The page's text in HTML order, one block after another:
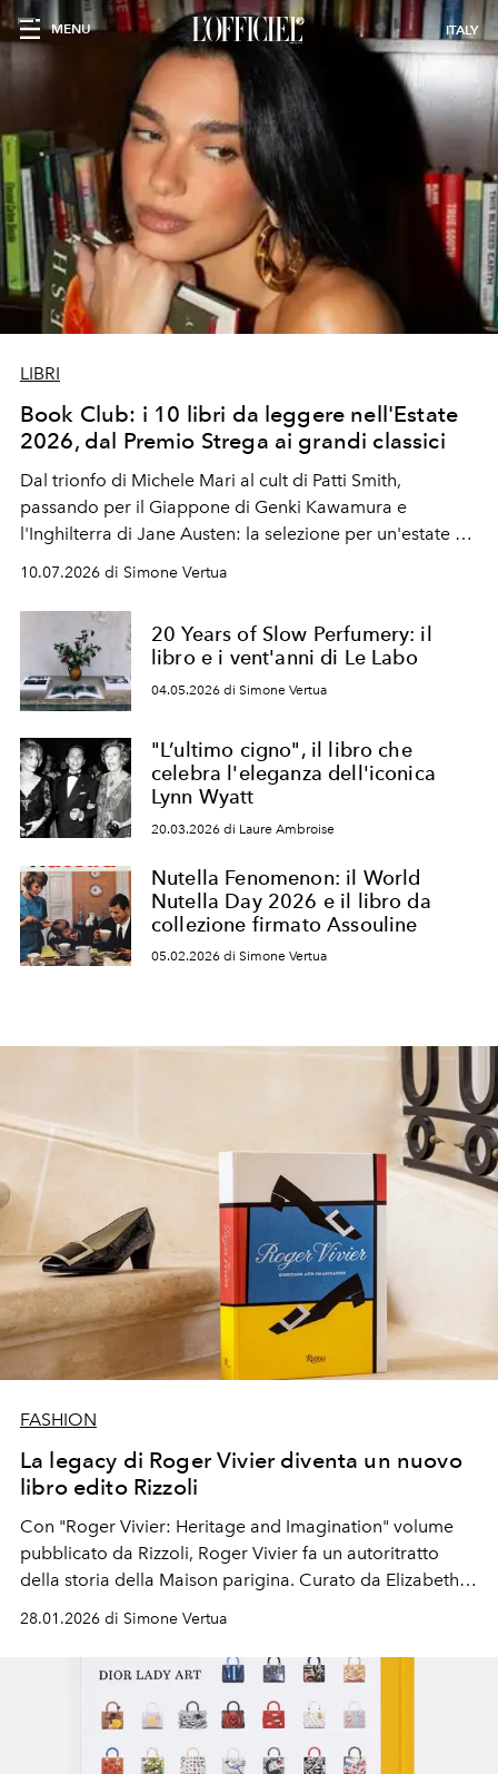
MENU ITALY
LIBRI
Book Club: i 10 libri da leggere nell'Estate
2026, dal Premio Strega ai grandi classici
Dal trionfo di Michele Mari al cult di Patti Smith,
passando per il Giappone di Genki Kawamura e
l'Inghilterra di Jane Austen: la selezione per un'estate di
letture che alterna romanzi appena arrivati in libreria e
10.07.2026 di Simone Vertua
20 Years of Slow Perfumery: il
libro e i vent'anni di Le Labo
04.05.2026 di Simone Vertua
"L’ultimo cigno", il libro che
celebra l'eleganza dell'iconica
Lynn Wyatt
20.03.2026 di Laure Ambroise
Nutella Fenomenon: il World
Nutella Day 2026 e il libro da
collezione firmato Assouline
05.02.2026 di Simone Vertua
FASHION
La legacy di Roger Vivier diventa un nuovo
libro edito Rizzoli
Con "Roger Vivier: Heritage and Imagination" volume
pubblicato da Rizzoli, Roger Vivier fa un autoritratto
della storia della Maison parigina. Curato da Elizabeth
Semmelhack, il libro attraversa l’eredità del fondatore e
Gherardo Felloni
, offrendo una riflessione più ampia su
come il patrimonio creativo possa continuare a
generare nuove forme e significati nel lusso
28.01.2026 di Simone Vertua